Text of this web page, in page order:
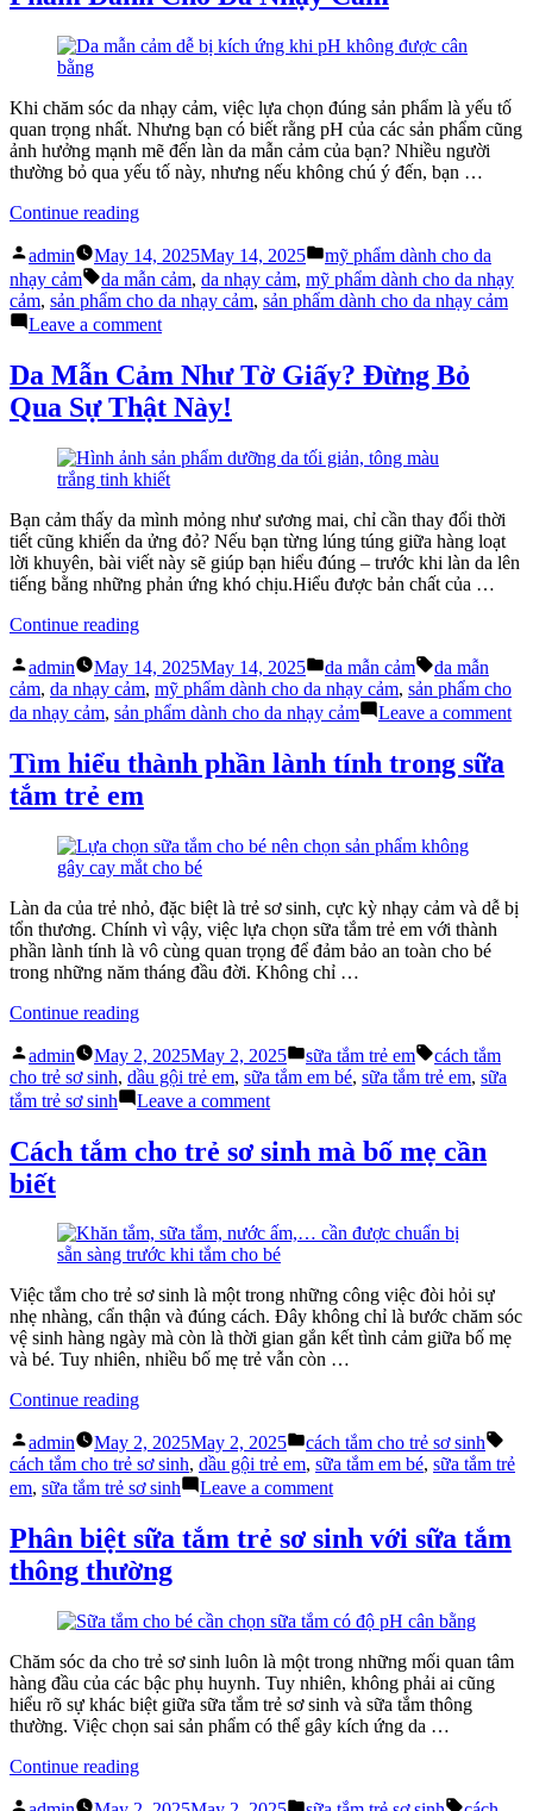
Ngon
Cả
Đêm”
Bé
Hiệu
Quả
Ngủ
Ngon
Cả
Đêm
Khi chăm sóc da nhạy cảm, việc lựa chọn đúng sản phẩm là yếu tố
quan trọng nhất. Nhưng bạn có biết rằng pH của các sản phẩm cũng
ảnh hưởng mạnh mẽ đến làn da mẫn cảm của bạn? Nhiều người
thường bỏ qua yếu tố này, nhưng nếu không chú ý đến, bạn …
Continue reading“pH
Yếu
Tố
Quan
Trọng
Trong
Mỹ
Phẩm
Dành
Cho
Da
Nhạy
Cảm”
Posted
by
admin May 14, 2025May 14, 2025
Posted
in
mỹ phẩm dành cho da
nhạy cảm
Tags:
da mẫn cảm, da nhạy cảm, mỹ phẩm dành cho da nhạy
cảm, sản phẩm cho da nhạy cảm, sản phẩm dành cho da nhạy cảm
Leave a commenton
Yếu
Tố
Quan
Trọng
Trong
Mỹ
Phẩm
Dành
Cho
Da
Da Mẫn Cảm Như Tờ Giấy? Đừng Bỏ
Qua Sự Thật Này!
Bạn cảm thấy da mình mỏng như sương mai, chỉ cần thay đổi thời
tiết cũng khiến da ửng đỏ? Nếu bạn từng lúng túng giữa hàng loạt
lời khuyên, bài viết này sẽ giúp bạn hiểu đúng – trước khi làn da lên
tiếng bằng những phản ứng khó chịu.Hiểu được bản chất của …
Continue reading“Da
Cảm
Như
Tờ
Đừng
Bỏ
Qua
Sự
Thật
Này!”
Posted
by
admin May 14, 2025May 14, 2025
Posted
in
da mẫn cảm Tags:
da mẫn
cảm, da nhạy cảm, mỹ phẩm dành cho da nhạy cảm, sản phẩm cho
da nhạy cảm, sản phẩm dành cho da nhạy cảm Leave a commenton
Sự
Tìm hiểu thành phần lành tính trong sữa
tắm trẻ em
Làn da của trẻ nhỏ, đặc biệt là trẻ sơ sinh, cực kỳ nhạy cảm và dễ bị
tổn thương. Chính vì vậy, việc lựa chọn sữa tắm trẻ em với thành
phần lành tính là vô cùng quan trọng để đảm bảo an toàn cho bé
trong những năm tháng đầu đời. Không chỉ …
Continue reading“Tìm
thành
phần
lành
trong
sữa
em”
Posted
by
admin May 2, 2025May 2, 2025
Posted
in
sữa tắm trẻ em Tags:
cách tắm
cho trẻ sơ sinh, dầu gội trẻ em, sữa tắm em bé, sữa tắm trẻ em, sữa
tắm trẻ sơ sinh
Leave a commenton
hiểu
thành
tính
trong
sữa
tắm
trẻ
em
Cách tắm cho trẻ sơ sinh mà bố mẹ cần
biết
Việc tắm cho trẻ sơ sinh là một trong những công việc đòi hỏi sự
nhẹ nhàng, cẩn thận và đúng cách. Đây không chỉ là bước chăm sóc
vệ sinh hàng ngày mà còn là thời gian gắn kết tình cảm giữa bố mẹ
và bé. Tuy nhiên, nhiều bố mẹ trẻ vẫn còn …
Continue reading“Cách
cho
trẻ
sơ
mà
bố
mẹ
cần
biết”
Posted
by
admin May 2, 2025May 2, 2025
Posted
in
cách tắm cho trẻ sơ sinh
cách tắm cho trẻ sơ sinh, dầu gội trẻ em, sữa tắm em bé, sữa tắm trẻ
em, sữa tắm trẻ sơ sinh Leave a commenton
tắm
cho
sinh
mà
bố
mẹ
cần
biết
Phân biệt sữa tắm trẻ sơ sinh với sữa tắm
thông thường
Chăm sóc da cho trẻ sơ sinh luôn là một trong những mối quan tâm
hàng đầu của các bậc phụ huynh. Tuy nhiên, không phải ai cũng
hiểu rõ sự khác biệt giữa sữa tắm trẻ sơ sinh và sữa tắm thông
thường. Việc chọn sai sản phẩm có thể gây kích ứng da …
Continue reading“Phân
Posted Posted Tags: